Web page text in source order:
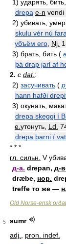
1) ударять,
drepa e-n
2) убивать,
skulu vér nú
убъём его Nj.
3) брать, бить (
þá drap jarl af
2. с dat. :
2) засучивать (
hann hafði
3) окунать,
drepa skeggi í
е. утонуть Ld.
drepa barni í
* * *
гл. сильн. V
д-а. drepan, д-
dræbe, нор.
treffe то же — н.
Old Norse-ensk
5
sumr
adj.
pron. indef.